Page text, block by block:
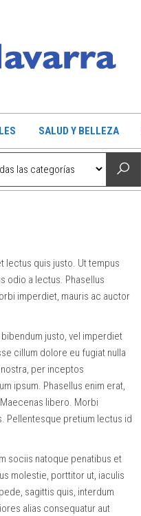
SALUD Y BELLEZA
lectus quis justo. Ut tempus
odio a lectus. Phasellus
imperdiet, mauris ac auctor
justo, vel imperdiet
cillum dolore eu fugiat nulla
per inceptos
ipsum. Phasellus enim erat,
libero. Morbi
Pellentesque pretium lectus id
sociis natoque penatibus et
molestie, porttitor ut, iaculis
sagittis quis, interdum
alias consequatur aut